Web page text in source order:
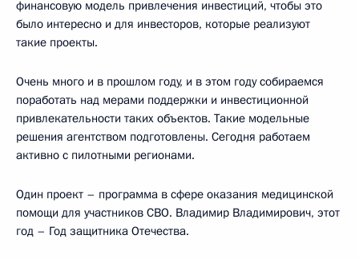
финансовую модель привлечения инвестиций, чтобы это
было интересно и для инвесторов, которые реализуют
такие проекты.
Очень много и в прошлом году, и в этом году собираемся
поработать над мерами поддержки и инвестиционной
привлекательности таких объектов. Такие модельные
решения агентством подготовлены. Сегодня работаем
активно с пилотными регионами.
Один проект – программа в сфере оказания медицинской
помощи для участников СВО. Владимир Владимирович, этот
год – Год защитника Отечества.